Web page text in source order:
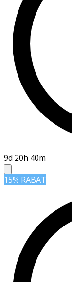
9d 20h 40m
15% RABAT